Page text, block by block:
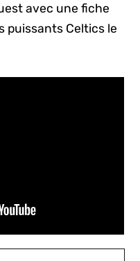
avec une fiche
puissants Celtics le